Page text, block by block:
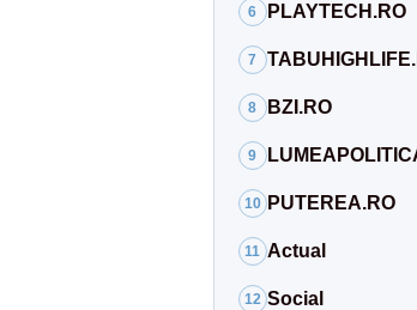
6 PLAYTECH.RO
7
8 BZI.RO
9
10 PUTEREA.RO
11 Actual
12 Social